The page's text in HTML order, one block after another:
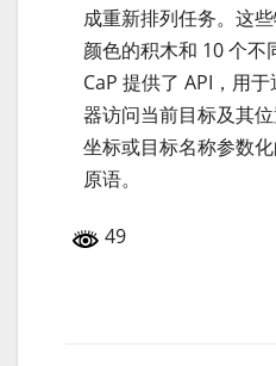
成重新排列任务。这
颜色的积木和 10 个不
CaP 提供了 API，用
器访问当前目标及其
坐标或目标名称参数
原语。
49